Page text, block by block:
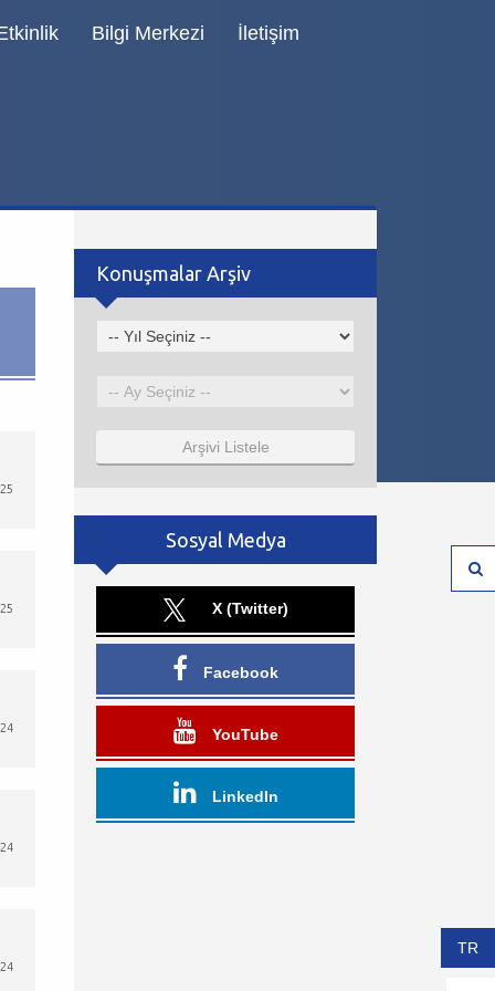
Bilgi Merkezi İletişim
TR
Konuşmalar Arşiv
Arşivi Listele
Sosyal Medya
X (Twitter)
Facebook
YouTube
LinkedIn